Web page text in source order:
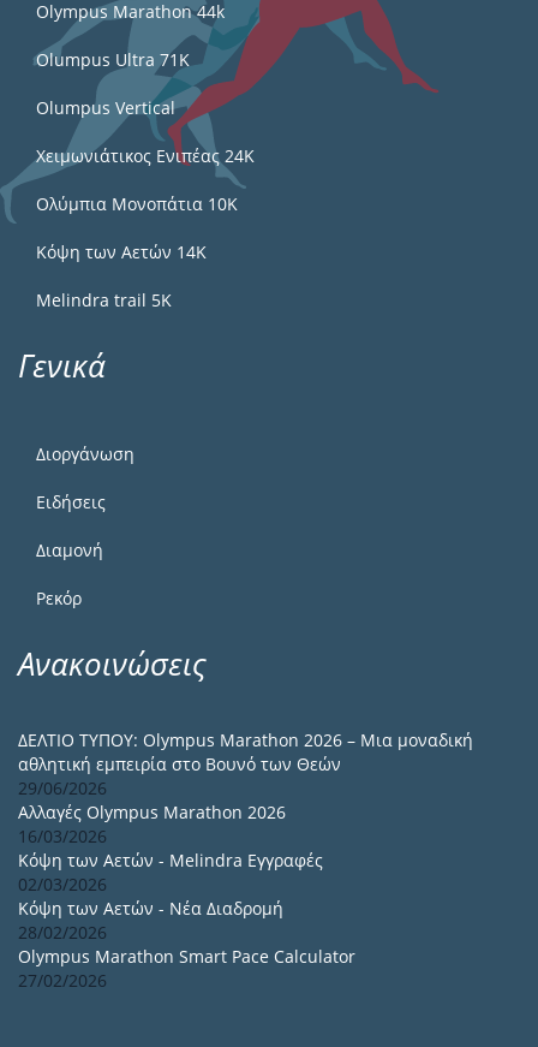
Olympus Marathon 44k
Olumpus Ultra 71K
Olumpus Vertical
Χειμωνιάτικος Ενιπέας 24Κ
Ολύμπια Μονοπάτια 10Κ
Κόψη των Αετών 14Κ
Melindra trail 5Κ
Γενικά
Διοργάνωση
Ειδήσεις
Διαμονή
Ρεκόρ
Ανακοινώσεις
ΔΕΛΤΙΟ ΤΥΠΟΥ: Olympus Marathon 2026 – Μια μοναδική
αθλητική εμπειρία στο Βουνό των Θεών
29/06/2026
Αλλαγές Olympus Marathon 2026
16/03/2026
Κόψη των Αετών - Melindra Εγγραφές
02/03/2026
Κόψη των Αετών - Νέα Διαδρομή
28/02/2026
Olympus Marathon Smart Pace Calculator
27/02/2026